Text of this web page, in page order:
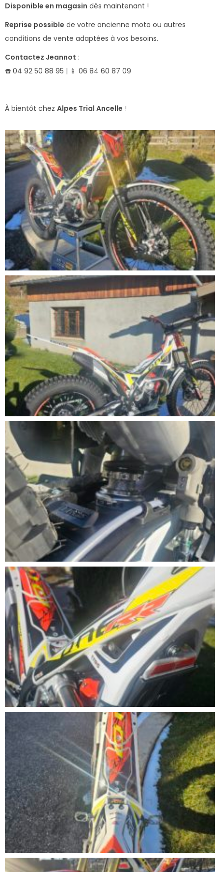
Disponible en magasin dès maintenant !
Reprise possible de votre ancienne moto ou autres
conditions de vente adaptées à vos besoins.
Contactez Jeannot :
☎️ 04 92 50 88 95 | 📱 06 84 60 87 09
À bientôt chez Alpes Trial Ancelle !